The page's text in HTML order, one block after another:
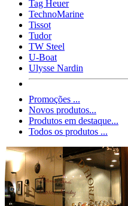
Tag Heuer
TechnoMarine
Tissot
Tudor
TW Steel
U-Boat
Ulysse Nardin
Promoções ...
Novos produtos...
Produtos em destaque...
Todos os produtos ...